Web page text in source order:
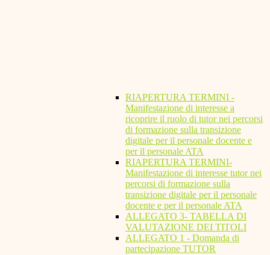
RIAPERTURA TERMINI -
Manifestazione di interesse a
ricoprire il ruolo di tutor nei percorsi
di formazione sulla transizione
digitale per il personale docente e
per il personale ATA
RIAPERTURA TERMINI-
Manifestazione di interesse tutor nei
percorsi di formazione sulla
transizione digitale per il personale
docente e per il personale ATA
ALLEGATO 3- TABELLA DI
VALUTAZIONE DEI TITOLI
ALLEGATO 1 - Domanda di
partecipazione TUTOR